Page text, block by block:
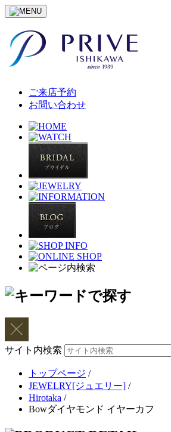
ご来店予約
お問い合わせ
サイト内検索
トップページ /
JEWELRY[ジュエリー] /
Hirotaka /
Bowダイヤモンド イヤーカフ